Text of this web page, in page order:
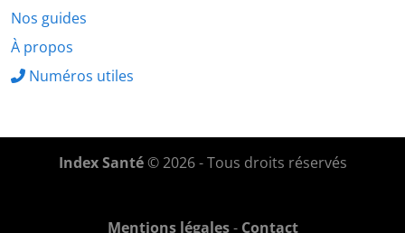
Nos guides
À propos
Numéros utiles
Index Santé© 2026 - Tous droits réservés
Mentions légales- Contact